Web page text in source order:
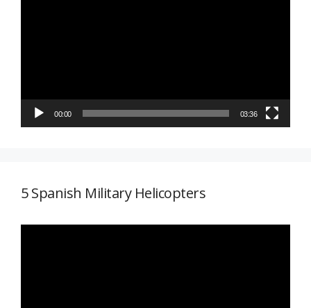
00:00 03:36
5 Spanish Military Helicopters